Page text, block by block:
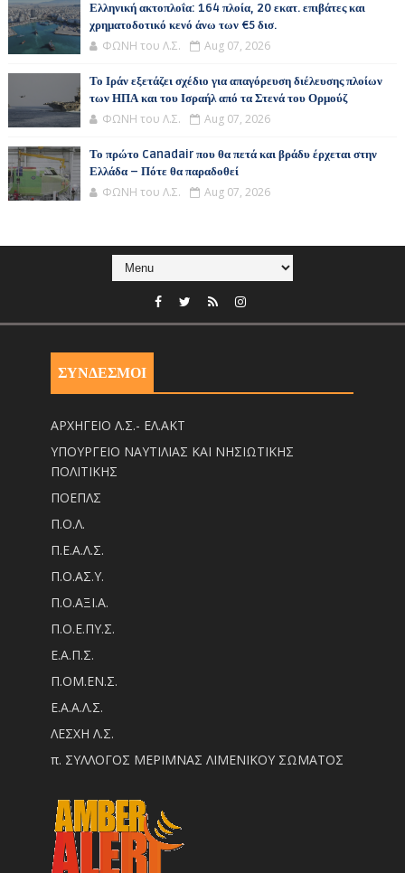
Ελληνική ακτοπλοΐα: 164 πλοία, 20 εκατ. επιβάτες και
χρηματοδοτικό κενό άνω των €5 δισ.
ΦΩΝΗ του Λ.Σ. Aug 07, 2026
Το Ιράν εξετάζει σχέδιο για απαγόρευση διέλευσης πλοίων
των ΗΠΑ και του Ισραήλ από τα Στενά του Ορμούζ
ΦΩΝΗ του Λ.Σ. Aug 07, 2026
Το πρώτο Canadair που θα πετά και βράδυ έρχεται στην
Ελλάδα – Πότε θα παραδοθεί
ΦΩΝΗ του Λ.Σ. Aug 07, 2026
ΣΥΝΔΕΣΜΟΙ
ΑΡΧΗΓΕΙΟ Λ.Σ.- ΕΛ.ΑΚΤ
ΥΠΟΥΡΓΕΙΟ ΝΑΥΤΙΛΙΑΣ ΚΑΙ ΝΗΣΙΩΤΙΚΗΣ
ΠΟΛΙΤΙΚΗΣ
ΠΟΕΠΛΣ
Π.Ο.Λ.
Π.Ε.Α.Λ.Σ.
Π.Ο.ΑΣ.Υ.
Π.Ο.ΑΞΙ.Α.
Π.Ο.Ε.ΠΥ.Σ.
Ε.Α.Π.Σ.
Π.ΟM.EN.Σ.
Ε.Α.Α.Λ.Σ.
ΛΕΣΧΗ Λ.Σ.
π. ΣΥΛΛΟΓΟΣ ΜΕΡΙΜΝΑΣ ΛΙΜΕΝΙΚΟΥ ΣΩΜΑΤΟΣ